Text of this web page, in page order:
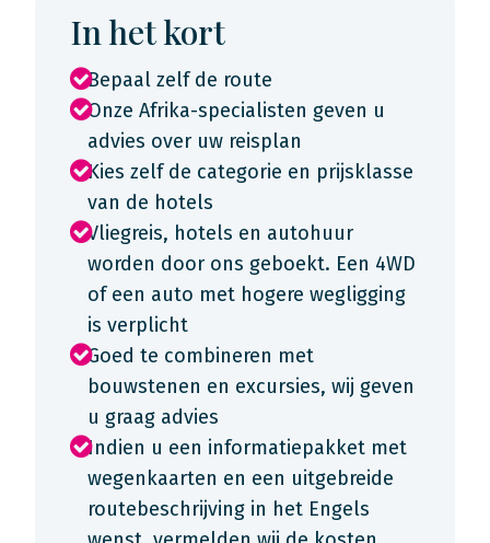
In het kort
Bepaal zelf de route
Onze Afrika-specialisten geven u
advies over uw reisplan
Kies zelf de categorie en prijsklasse
van de hotels
Vliegreis, hotels en autohuur
worden door ons geboekt. Een 4WD
of een auto met hogere wegligging
is verplicht
Goed te combineren met
bouwstenen en excursies, wij geven
u graag advies
Indien u een informatiepakket met
wegenkaarten en een uitgebreide
routebeschrijving in het Engels